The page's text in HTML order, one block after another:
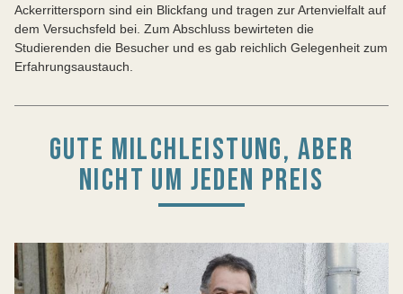
Ackerrittersporn sind ein Blickfang und tragen zur Artenvielfalt auf
dem Versuchsfeld bei. Zum Abschluss bewirteten die
Studierenden die Besucher und es gab reichlich Gelegenheit zum
Erfahrungsaustauch.
GUTE MILCHLEISTUNG, ABER
NICHT UM JEDEN PREIS